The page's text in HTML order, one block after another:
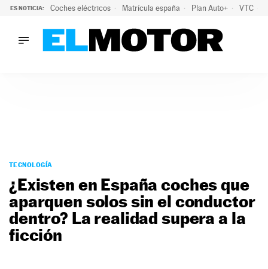
ES NOTICIA: Coches eléctricos Matrícula españa Plan Auto+ VTC
PODCAST
MOTOS
TECNOLOGÍA
SUPERCOCHES
MOTORTV
TECNOLOGÍA
¿Existen en España coches que
aparquen solos sin el conductor
dentro? La realidad supera a la
ficción